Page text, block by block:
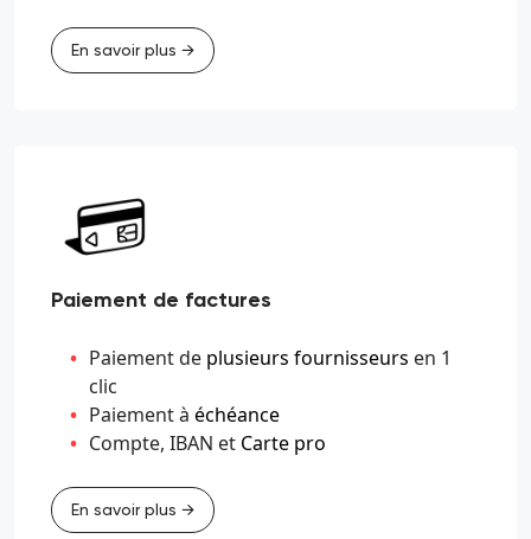
En savoir plus →
Paiement de factures
Paiement de plusieurs fournisseurs en 1
clic
Paiement à échéance
Compte, IBAN et Carte pro
En savoir plus →